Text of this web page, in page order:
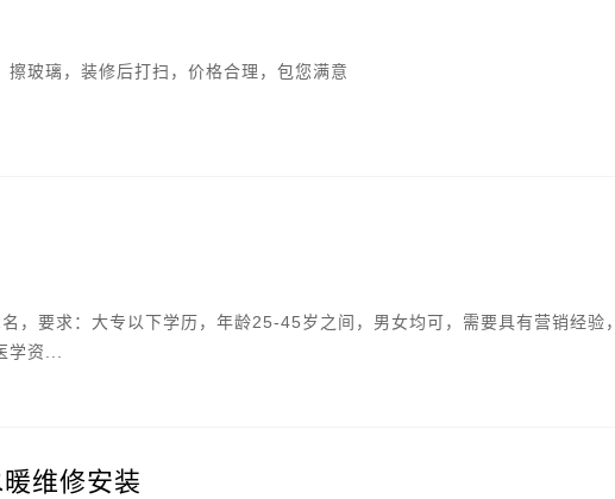
擦玻璃，装修后打扫，价格合理，包您满意
，要求：大专以下学历，年龄25-45岁之间，男女均可，需要具有营销经验，
学资...
维修安装